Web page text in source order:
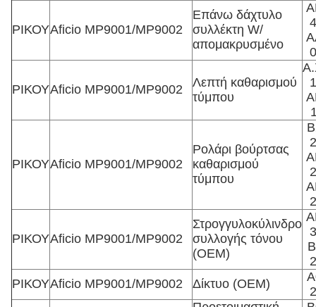
ΡΙΚΟΥAficio MP9001/MP9002
Επάνω δάχτυλο
συλλέκτη W/
απομακρυσμένο
ΡΙΚΟΥAficio MP9001/MP9002
Λεπτή καθαρισμού
τύμπου
ΡΙΚΟΥAficio MP9001/MP9002
Ρολάρι βούρτσας
καθαρισμού
τύμπου
ΡΙΚΟΥAficio MP9001/MP9002
Στρογγυλοκύλινδρο
συλλογής τόνου
(OEM)
ΡΙΚΟΥAficio MP9001/MP9002 Δίκτυο (OEM)